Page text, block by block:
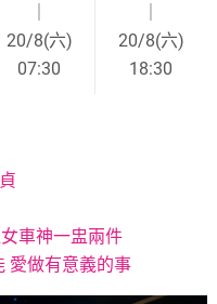
20/8(六)
07:30
20/8(六)
18:30
車神一盅兩件
愛做有意義的事